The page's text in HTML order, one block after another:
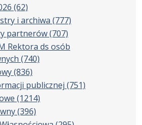
(62)
i archiwa (777)
partnerów(707)
Rektora ds osób
(740)
(836)
publicznej (751)
(1214)
(396)